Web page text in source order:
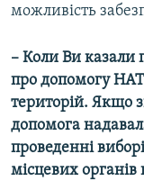
можливість
– Коли Ви казали
про допомогу
територій. Якщо
допомога
проведенні
місцевих